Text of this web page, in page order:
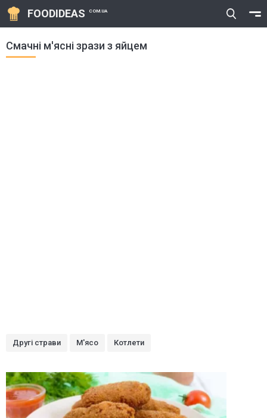
FOODIDEAS COM.UA
Смачні м'ясні зрази з яйцем
Другі страви М'ясо Котлети